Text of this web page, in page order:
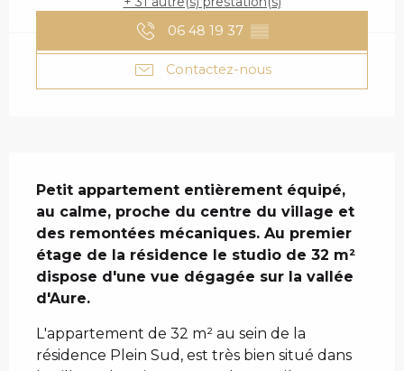
06 48 19 37 ▒▒
Contactez-nous
Petit appartement entièrement équipé,
au calme, proche du centre du village et
des remontées mécaniques. Au premier
étage de la résidence le studio de 32 m²
dispose d'une vue dégagée sur la vallée
d'Aure.
L'appartement de 32 m² au sein de la
résidence Plein Sud, est très bien situé dans